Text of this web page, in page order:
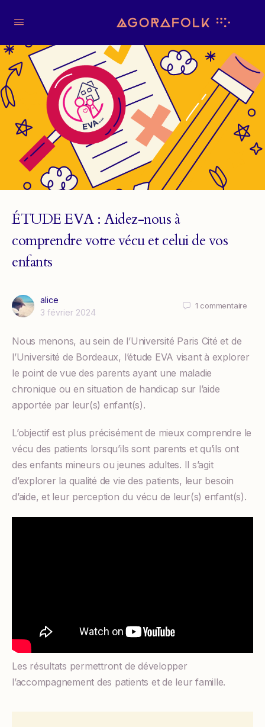
ÉTUDE EVA : Aidez-nous à
comprendre votre vécu et celui de vos
enfants
alice
3 février 2024
1 commentaire
Nous menons, au sein de l’Université Paris Cité et de
l’Université de Bordeaux, l’étude EVA visant à explorer
le point de vue des parents ayant une maladie
chronique ou en situation de handicap sur l’aide
apportée par leur(s) enfant(s).
L’objectif est plus précisément de mieux comprendre le
vécu des patients lorsqu’ils sont parents et qu’ils ont
des enfants mineurs ou jeunes adultes. Il s’agit
d’explorer la qualité de vie des patients, leur besoin
d’aide, et leur perception du vécu de leur(s) enfant(s).
Les résultats permettront de développer
l’accompagnement des patients et de leur famille.